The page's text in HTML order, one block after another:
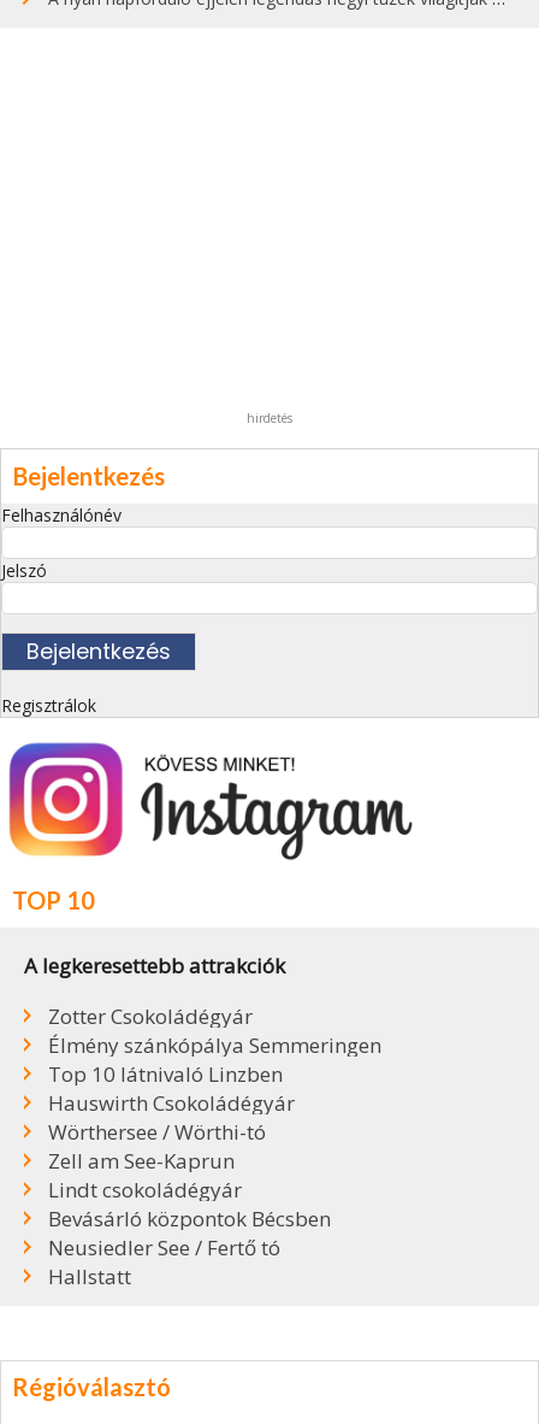
hirdetés
Bejelentkezés
Felhasználónév
Jelszó
Regisztrálok
TOP 10
A legkeresettebb attrakciók
Zotter Csokoládégyár
Élmény szánkópálya Semmeringen
Top 10 látnivaló Linzben
Hauswirth Csokoládégyár
Wörthersee / Wörthi-tó
Zell am See-Kaprun
Lindt csokoládégyár
Bevásárló központok Bécsben
Neusiedler See / Fertő tó
Hallstatt
Régióválasztó